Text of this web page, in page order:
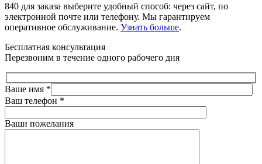
840 для заказа выберите удобный способ: через сайт, по
электронной почте или телефону. Мы гарантируем
оперативное обслуживание. Узнать больше.
Бесплатная консультация
Перезвоним в течение одного рабочего дня
Ваше имя *
Ваш телефон *
Ваши пожелания